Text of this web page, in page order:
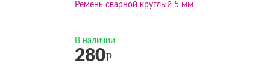
Ремень сварной круглый 5 мм
В наличии
280Р